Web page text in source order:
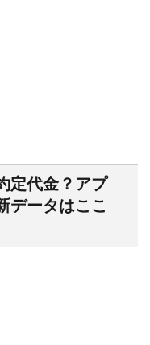
定代金？アプ
データはここ